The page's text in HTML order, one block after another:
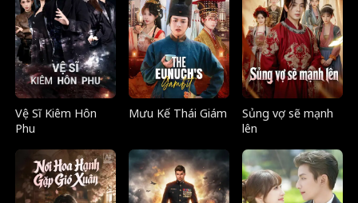
Vệ Sĩ Kiêm Hôn
Phu
Mưu Kế Thái Giám
Sủng vợ sẽ mạnh
lên